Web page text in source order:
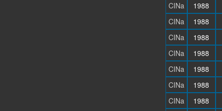
CINa
1988
CINa
1988
CINa
1988
CINa
1988
CINa
1988
CINa
1988
CINa
1988